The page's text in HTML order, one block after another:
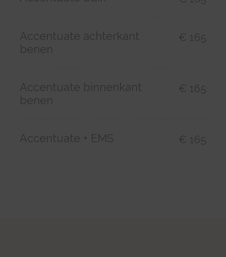
Accentuate achterkant
benen
€ 165
Accentuate binnenkant
benen
€ 165
Accentuate + EMS € 165